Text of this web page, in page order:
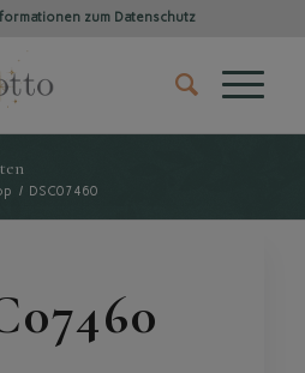
zum Datenschutz
/ DSC07460